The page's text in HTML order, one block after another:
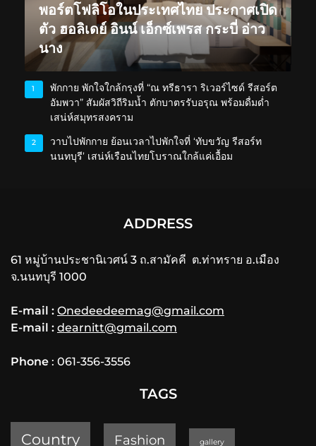
พอร์ตโฟลิโอในประเทศไทย ประกาศเปิด
ตัว ฮอลิเดย์ อินน์ เอ็กซ์เพรส กระบี่ อ่าว
นาง
1
พักกาย พักใจใกล้กรุงที่ “ณ ทรีธารา ริเวอร์ไซด์ รีสอร์ต
อัมพวา” สัมผัสวิถีริมน้ำ ตักบาตรรับอรุณ พร้อมดื่มด่ำ
เสน่ห์สมุทรสงคราม
2
วาบไปพักกาย ย้อนเวลาไปพักใจที่ ‘ทับขวัญ รีสอร์ท
นนทบุรี’ เสน่ห์เรือนไทยโบราณใกล้แค่เอื้อม
ADDRESS
61 หมู่บ้านประชานิเวศน์ 3 ถ.สามัคคี ต.ท่าทราย อ.เมือง
จ.นนทบุรี 1000
E-mail : Onedeedeemag@gmail.com
E-mail : dearnitt@gmail.com
Phone : 061-356-3556
TAGS
Country Fashion gallery